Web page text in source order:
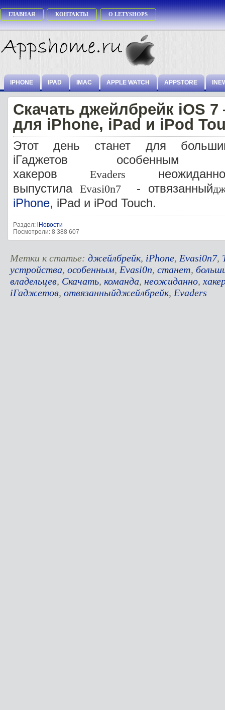
ГЛАВНАЯ КОНТАКТЫ О LETYSHOPS
IPHONE IPAD IMAC APPLE WATCH APPSTORE
Скачать джейлбрейк iOS
для iPhone, iPad и iPod
Этот день станет для
iГаджетов
хакеров Evaders
выпустилаEvasi0n7 - отвязанный
iPhone, iPad и iPod Touch.
Раздел: iНовости
Посмотрели: 8 388 607
Метки к статье: джейлбрейк, iPhone, Evasi0n7,
устройства, особенным, Evasi0n, станет,
владельцев, Скачать, команда, неожиданно,
iГаджетов, отвязанныйджейлбрейк, Evaders